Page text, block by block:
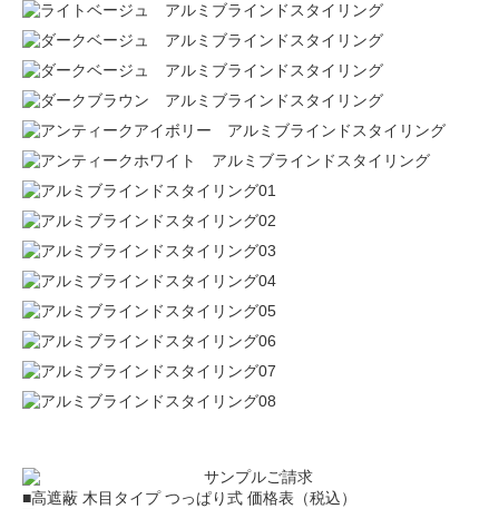
■高遮蔽 木目タイプ つっぱり式 価格表（税込）